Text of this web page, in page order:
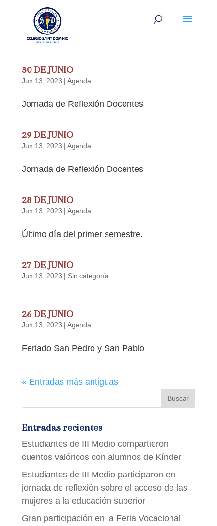
30 DE JUNIO
Jun 13, 2023 | Agenda
Jornada de Reflexión Docentes
29 DE JUNIO
Jun 13, 2023 | Agenda
Jornada de Reflexión Docentes
28 DE JUNIO
Jun 13, 2023 | Agenda
Último día del primer semestre.
27 DE JUNIO
Jun 13, 2023 | Sin categoría
26 DE JUNIO
Jun 13, 2023 | Agenda
Feriado San Pedro y San Pablo
« Entradas más antiguas
Entradas recientes
Estudiantes de III Medio compartieron
cuentos valóricos con alumnos de Kínder
Estudiantes de III Medio participaron en
jornada de reflexión sobre el acceso de las
mujeres a la educación superior
Gran participación en la Feria Vocacional